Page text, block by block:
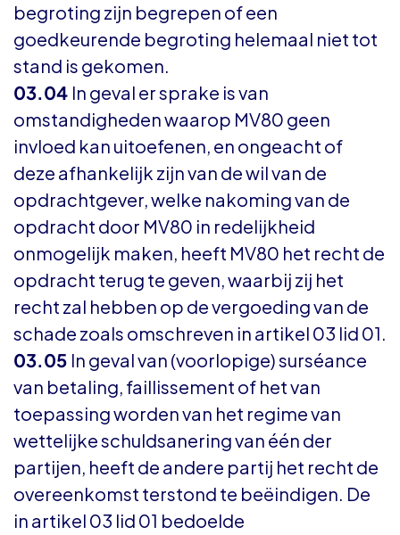
begroting zijn begrepen of een
goedkeurende begroting helemaal niet tot
stand is gekomen.
03.04 In geval er sprake is van
omstandigheden waarop MV80 geen
invloed kan uitoefenen, en ongeacht of
deze afhankelijk zijn van de wil van de
opdrachtgever, welke nakoming van de
opdracht door MV80 in redelijkheid
onmogelijk maken, heeft MV80 het recht de
opdracht terug te geven, waarbij zij het
recht zal hebben op de vergoeding van de
schade zoals omschreven in artikel 03 lid 01.
03.05 In geval van (voorlopige) surséance
van betaling, faillissement of het van
toepassing worden van het regime van
wettelijke schuldsanering van één der
partijen, heeft de andere partij het recht de
overeenkomst terstond te beëindigen. De
in artikel 03 lid 01 bedoelde